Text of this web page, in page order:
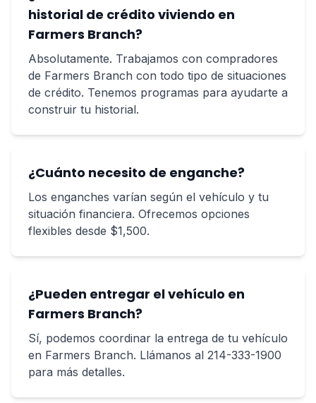
historial de crédito viviendo en
Farmers Branch?
Absolutamente. Trabajamos con compradores
de Farmers Branch con todo tipo de situaciones
de crédito. Tenemos programas para ayudarte a
construir tu historial.
¿Cuánto necesito de enganche?
Los enganches varían según el vehículo y tu
situación financiera. Ofrecemos opciones
flexibles desde $1,500.
¿Pueden entregar el vehículo en
Farmers Branch?
Sí, podemos coordinar la entrega de tu vehículo
en Farmers Branch. Llámanos al 214-333-1900
para más detalles.